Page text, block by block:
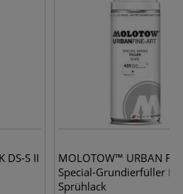
DS-S II
MOLOTOW™ URBAN
Special-Grundierfüller
Sprühlack